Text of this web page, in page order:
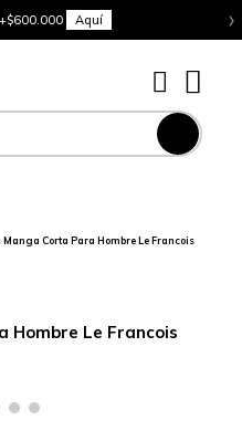
Aquí ›
Manga Corta Para Hombre Le Francois
Hombre Le Francois